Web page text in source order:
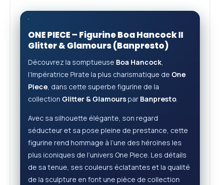
ONE PIECE – Figurine Boa Hancock II
Glitter & Glamours (Banpresto)
Découvrez la somptueuse Boa Hancock,
l’Impératrice Pirate la plus charismatique de One
Piece, dans cette superbe figurine de la
collection Glitter & Glamourspar Banpresto.
Avec sa silhouette élégante, son regard
séducteur et sa pose pleine de prestance, cette
figurine rend hommage à l’une des héroïnes les
plus iconiques de l’univers One Piece. Les détails
de sa tenue, ses couleurs éclatantes et la qualité
de la sculpture en font une pièce de collection